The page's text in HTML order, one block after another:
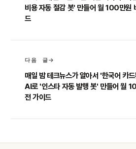
비용 자동 절감 봇' 만들어 월 100만원
드
다음 글
매일 밤 테크뉴스가 알아서 '한국어 카
AI로 '인스타 자동 발행 봇' 만들어 월
전 가이드